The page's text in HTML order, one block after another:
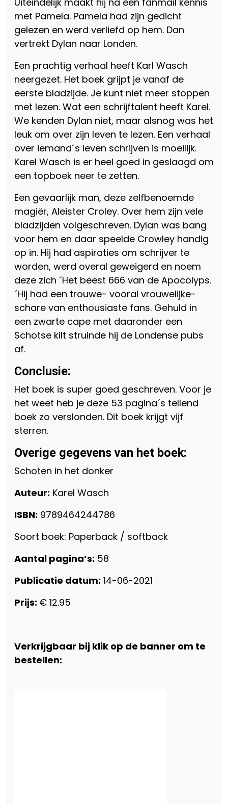
met Pamela. Pamela had zijn gedicht
gelezen en werd verliefd op hem. Dan
vertrekt Dylan naar Londen.
Een prachtig verhaal heeft Karl Wasch
neergezet. Het boek grijpt je vanaf de
eerste bladzijde. Je kunt niet meer stoppen
met lezen. Wat een schrijftalent heeft Karel.
We kenden Dylan niet, maar alsnog was het
leuk om over zijn leven te lezen. Een verhaal
over iemand´s leven schrijven is moeilijk.
Karel Wasch is er heel goed in geslaagd om
een topboek neer te zetten.
Een gevaarlijk man, deze zelfbenoemde
magiër, Aleister Croley. Over hem zijn vele
bladzijden volgeschreven. Dylan was bang
voor hem en daar speelde Crowley handig
op in. Hij had aspiraties om schrijver te
worden, werd overal geweigerd en noem
deze zich ´Het beest 666 van de Apocolyps.
´Hij had een trouwe- vooral vrouwelijke-
schare van enthousiaste fans. Gehuld in
een zwarte cape met daaronder een
Schotse kilt struinde hij de Londense pubs
af.
Conclusie:
Het boek is super goed geschreven. Voor je
het weet heb je deze 53 pagina´s tellend
boek zo verslonden. Dit boek krijgt vijf
sterren.
Overige gegevens van het boek:
Schoten in het donker
Auteur: Karel Wasch
ISBN: 9789464244786
Soort boek: Paperback / softback
Aantal pagina’s: 58
Publicatie datum: 14-06-2021
Prijs: € 12.95
Verkrijgbaar bij klik op de banner om te
bestellen: